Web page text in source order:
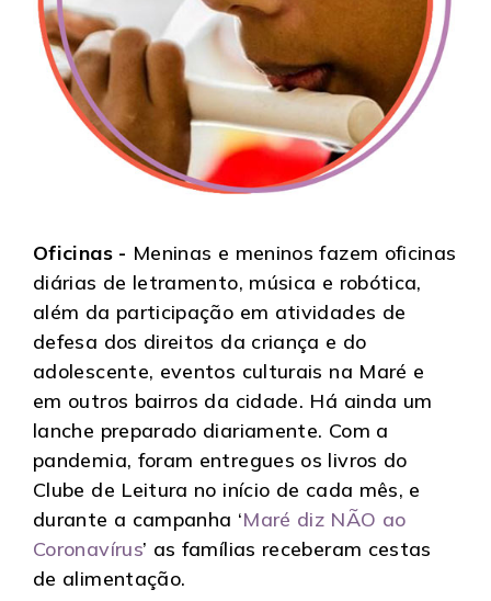
Oficinas - Meninas e meninos fazem oficinas
diárias de letramento, música e robótica,
além da participação em atividades de
defesa dos direitos da criança e do
adolescente, eventos culturais na Maré e
em outros bairros da cidade. Há ainda um
lanche preparado diariamente. Com a
pandemia, foram entregues os livros do
Clube de Leitura no início de cada mês, e
durante a campanha ‘Maré diz NÃO ao
Coronavírus’ as famílias receberam cestas
de alimentação.